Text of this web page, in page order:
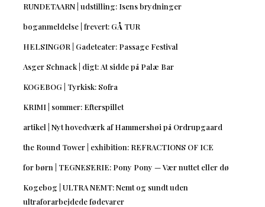
RUNDETAARN | udstilling: Isens brydninger
boganmeldelse | frevert: GÅ TUR
HELSINGØR | Gadeteater: Passage Festival
Asger Schnack | digt: At sidde på Palæ Bar
KOGEBOG | Tyrkisk: Sofra
KRIMI | sommer: Efterspillet
artikel | Nyt hovedværk af Hammershøi på Ordrupgaard
the Round Tower | exhibition: REFRACTIONS OF ICE
for børn | TEGNESERIE: Pony Pony — Vær nuttet eller dø
Kogebog | ULTRA NEMT: Nemt og sundt uden
ultraforarbejdede fødevarer